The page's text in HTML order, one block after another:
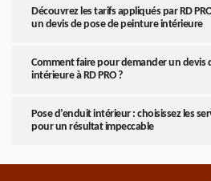
Découvrez les tarifs appliqués par RD
un devis de pose de peinture intérieure
Comment faire pour demander un devis
intérieure à RD PRO ?
Pose d’enduit intérieur : choisissez les
pour un résultat impeccable